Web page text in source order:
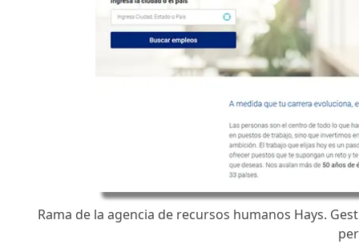
Rama de la agencia de recursos humanos Hays.